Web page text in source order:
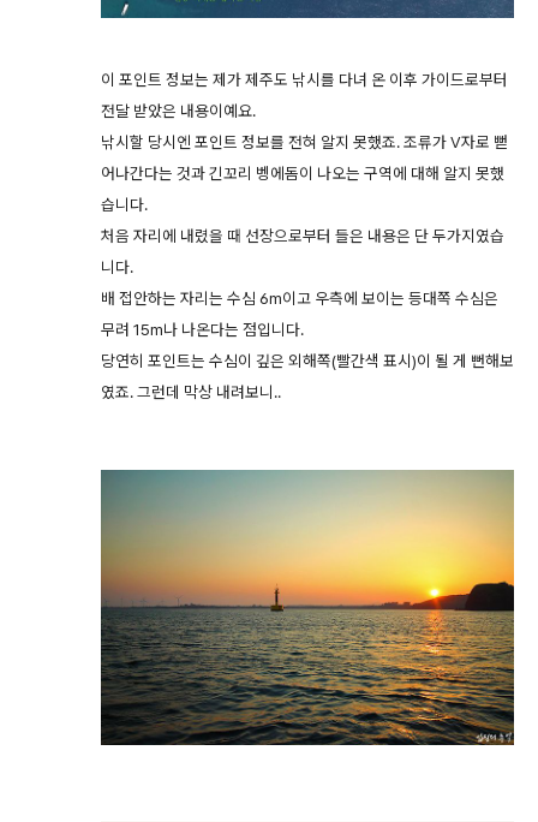
이 포인트 정보는 제가 제주도 낚시를 다녀 온 이후 가이드로부터
전달 받았은 내용이예요.
낚시할 당시엔 포인트 정보를 전혀 알지 못했죠. 조류가 V자로 뻗
어나간다는 것과 긴꼬리 벵에돔이 나오는 구역에 대해 알지 못했
습니다.
처음 자리에 내렸을 때 선장으로부터 들은 내용은 단 두가지였습
니다.
배 접안하는 자리는 수심 6m이고 우측에 보이는 등대쪽 수심은
무려 15m나 나온다는 점입니다.
당연히 포인트는 수심이 깊은 외해쪽(빨간색 표시)이 될 게 뻔해보
였죠. 그런데 막상 내려보니..